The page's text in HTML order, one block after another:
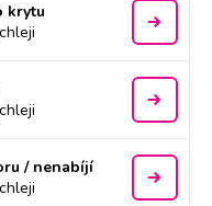
krytu
/ nenabíjí